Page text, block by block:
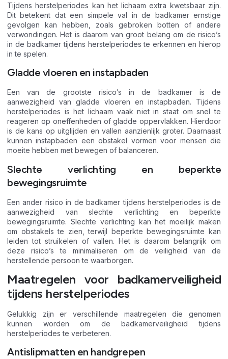
Tijdens herstelperiodes kan het lichaam extra kwetsbaar zijn.
Dit betekent dat een simpele val in de badkamer ernstige
gevolgen kan hebben, zoals gebroken botten of andere
verwondingen. Het is daarom van groot belang om de risico’s
in de badkamer tijdens herstelperiodes te erkennen en hierop
in te spelen.
Gladde vloeren en instapbaden
Een van de grootste risico’s in de badkamer is de
aanwezigheid van gladde vloeren en instapbaden. Tijdens
herstelperiodes is het lichaam vaak niet in staat om snel te
reageren op oneffenheden of gladde oppervlakken. Hierdoor
is de kans op uitglijden en vallen aanzienlijk groter. Daarnaast
kunnen instapbaden een obstakel vormen voor mensen die
moeite hebben met bewegen of balanceren.
Slechte verlichting en beperkte
bewegingsruimte
Een ander risico in de badkamer tijdens herstelperiodes is de
aanwezigheid van slechte verlichting en beperkte
bewegingsruimte. Slechte verlichting kan het moeilijk maken
om obstakels te zien, terwijl beperkte bewegingsruimte kan
leiden tot struikelen of vallen. Het is daarom belangrijk om
deze risico’s te minimaliseren om de veiligheid van de
herstellende persoon te waarborgen.
Maatregelen voor badkamerveiligheid
tijdens herstelperiodes
Gelukkig zijn er verschillende maatregelen die genomen
kunnen worden om de badkamerveiligheid tijdens
herstelperiodes te verbeteren.
Antislipmatten en handgrepen